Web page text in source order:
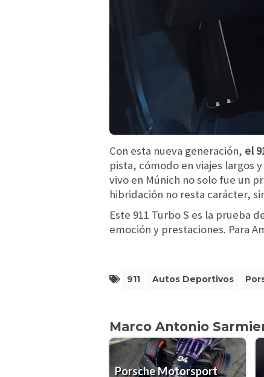
Con esta nueva generación, el
pista, cómodo en viajes largos
vivo en Múnich no solo fue un
hibridación no resta carácter,
Este 911 Turbo S es la prueba
emoción y prestaciones. Para
911 Autos Deportivos
Marco Antonio
Porsche Motorsport